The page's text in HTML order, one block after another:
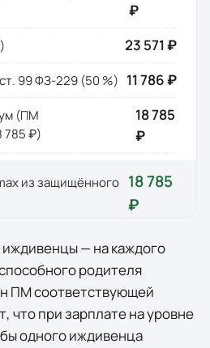
₽
) 23 571 ₽
99 ФЗ-229 (50 %) 11 786 ₽
(ПМ
785 ₽)
18 785
₽
из защищённого 18 785
₽
иждивенцы — на каждого
родителя
ПМ соответствующей
что при зарплате на уровне
одного иждивенца